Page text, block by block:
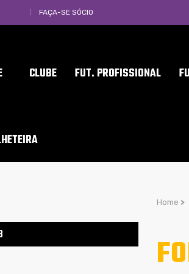
FAÇA-SE SÓCIO
CLUBE FUT. PROFISSIONAL
Home >